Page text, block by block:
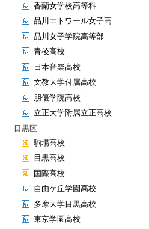
香蘭女学校高等科
品川エトワール女子高
品川女子学院高等部
青稜高校
日本音楽高校
文教大学付属高校
朋優学院高校
立正大学附属立正高校
目黒区
駒場高校
目黒高校
国際高校
自由ケ丘学園高校
多摩大学目黒高校
東京学園高校